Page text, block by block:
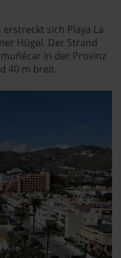
sich Playa La
Hügel. Der Strand
in der Provinz
40 m breit.